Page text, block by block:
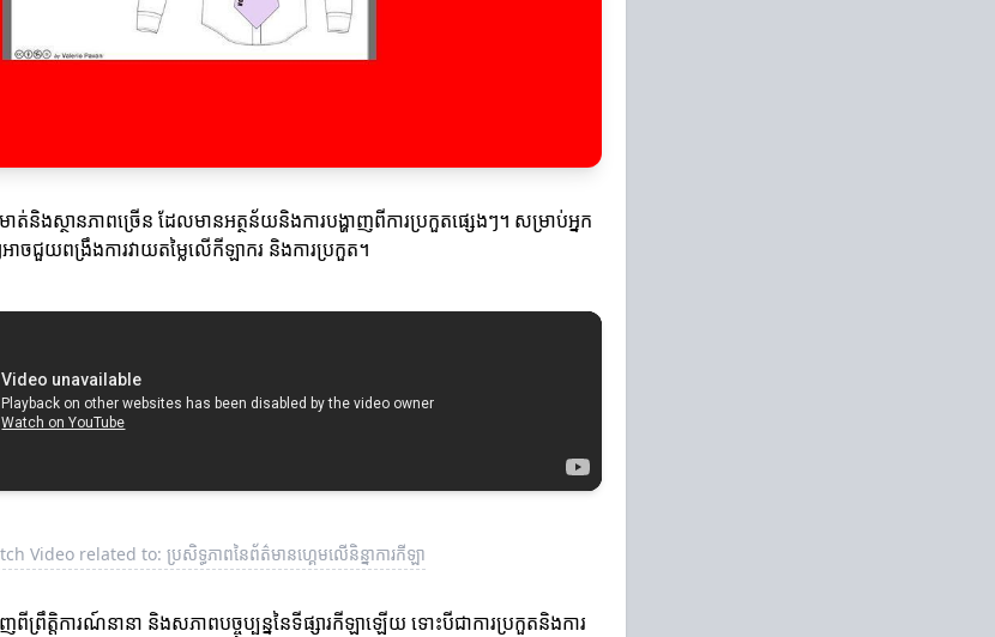
ាត់និងស្ថានភាពច្រើន ដែលមានអត្ថន័យនិងការបង្ហាញពីការប្រកួតផ្សេងៗ។ សម្រាប់អ្នក
ចជួយពង្រឹងការវាយតម្លៃលើកីឡាករ និងការប្រកួត។
Video related to: ប្រសិទ្ធភាពនៃព័ត៌មានហ្គេមលើនិន្នាការ​កីឡា
ពីព្រឹត្តិការណ៍នានា និងសភាពបច្ចុប្បន្ននៃទីផ្សារកីឡាឡើយ ទោះបីជាការប្រកួតនិងការ